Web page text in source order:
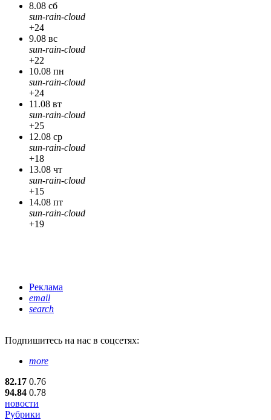
8.08 сб
sun-rain-cloud
+24
9.08 вс
sun-rain-cloud
+22
10.08 пн
sun-rain-cloud
+24
11.08 вт
sun-rain-cloud
+25
12.08 ср
sun-rain-cloud
+18
13.08 чт
sun-rain-cloud
+15
14.08 пт
sun-rain-cloud
+19
Реклама
email
search
Подпишитесь на нас в соцсетях:
more
82.17 0.76
94.84 0.78
новости
Рубрики